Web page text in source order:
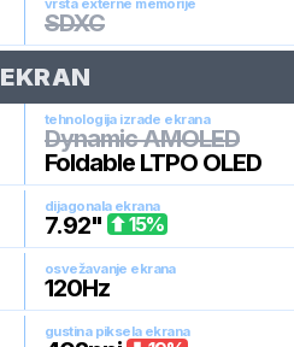
vrsta externe memorije
SDXC
EKRAN
tehnologija izrade ekrana
Dynamic AMOLED
Foldable LTPO OLED
dijagonala ekrana
7.92" 15%
osvežavanje ekrana
120Hz
gustina piksela ekrana